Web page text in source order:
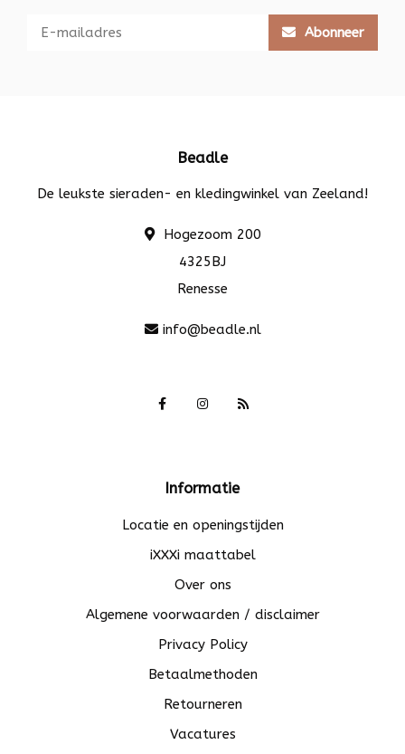
Abonneer
Beadle
De leukste sieraden- en kledingwinkel van Zeeland!
Hogezoom 200
4325BJ
Renesse
info@beadle.nl
Informatie
Locatie en openingstijden
iXXXi maattabel
Over ons
Algemene voorwaarden / disclaimer
Privacy Policy
Betaalmethoden
Retourneren
Vacatures